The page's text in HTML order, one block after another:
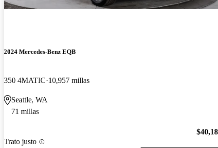
2024 Mercedes-Benz EQB
350 4MATIC 10,957 millas
Seattle, WA
71 millas
Trato justo